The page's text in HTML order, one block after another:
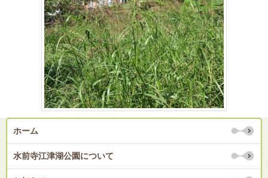
ホーム
水前寺江津湖公園について